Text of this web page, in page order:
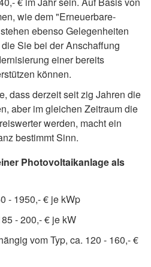
wie dem "Erneuerbare-
ebenso Gelegenheiten
Sie bei der Anschaffung
einer bereits
können.
dass derzeit seit zig Jahren die
aber im gleichen Zeitraum die
werden, macht ein
bestimmt Sinn.
Photovoltaikanlage als
- 1950,- € je kWp
- 200,- € je kW
vom Typ, ca. 120 - 160,- €